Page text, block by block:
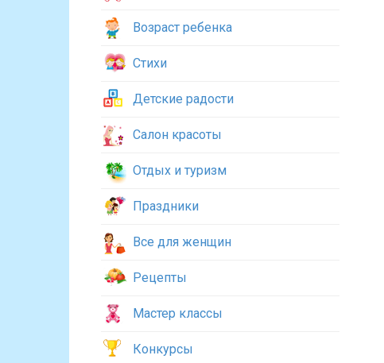
Возраст ребенка
Стихи
Детские радости
Салон красоты
Отдых и туризм
Праздники
Все для женщин
Рецепты
Мастер классы
Конкурсы